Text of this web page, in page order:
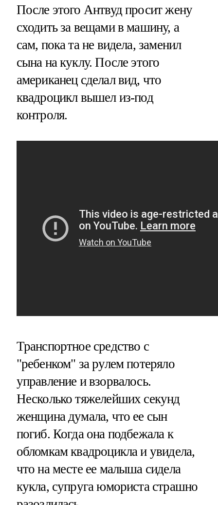
После этого Антвуд просит жену
сходить за вещами в машину, а
сам, пока та не видела, заменил
сына на куклу. После этого
американец сделал вид, что
квадроцикл вышел из-под
контроля.
Транспортное средство с
"ребенком" за рулем потеряло
управление и взорвалось.
Несколько тяжелейших секунд
женщина думала, что ее сын
погиб. Когда она подбежала к
обломкам квадроцикла и увидела,
что на месте ее малыша сидела
кукла, супруга юмориста страшно